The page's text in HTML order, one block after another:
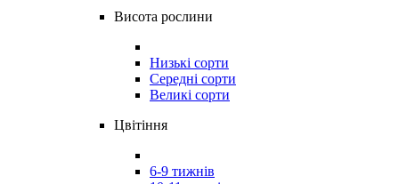
Висота рослини
Низькі сорти
Середні сорти
Великі сорти
Цвітіння
6-9 тижнів